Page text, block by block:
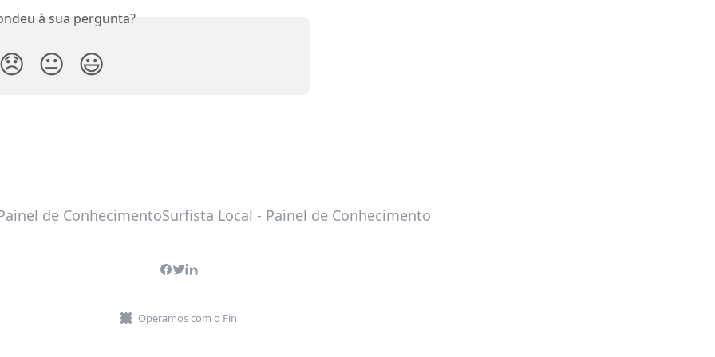
à sua pergunta?
😐 😃
Operamos com o Fin